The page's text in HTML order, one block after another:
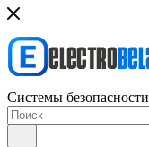
Системы безопасности